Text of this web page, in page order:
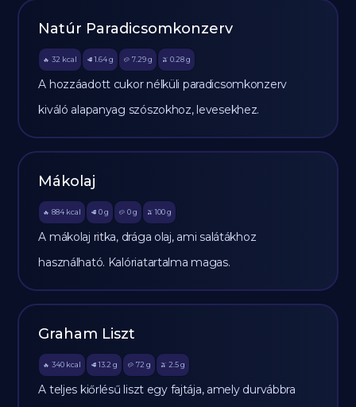
Natúr Paradicsomkonzerv
🔥 32 kcal 🥩 1.64 g 🥔 7.29g 🫒 0.28 g
A hozzáadott cukor nélküli paradicsomkonzerv
kiváló alapanyag szószokhoz, levesekhez.
Mákolaj
🔥 884 kcal 🥩 0 g 🥔 0g 🫒 100 g
A mákolaj ritka, drága olaj, ami salátákhoz
használható. Kalóriatartalma magas.
Graham Liszt
🔥 340 kcal 🥩 13.2 g 🥔 72 g 🫒 2.5 g
A teljes kiőrlésű liszt egy fajtája, amely durvábbra